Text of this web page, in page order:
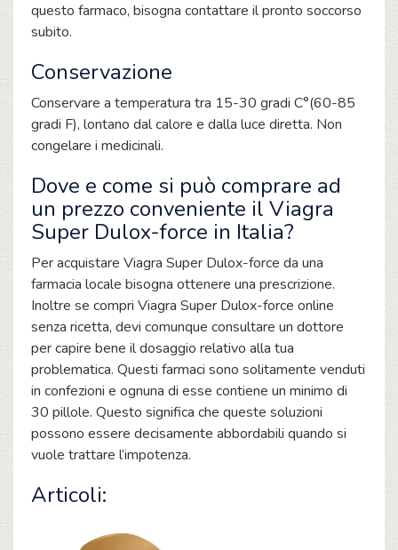
questo farmaco, bisogna contattare il pronto soccorso
subito.
Conservazione
Conservare a temperatura tra 15-30 gradi C°(60-85
gradi F), lontano dal calore e dalla luce diretta. Non
congelare i medicinali.
Dove e come si può comprare ad
un prezzo conveniente il Viagra
Super Dulox-force in Italia?
Per acquistare Viagra Super Dulox-force da una
farmacia locale bisogna ottenere una prescrizione.
Inoltre se compri Viagra Super Dulox-force online
senza ricetta, devi comunque consultare un dottore
per capire bene il dosaggio relativo alla tua
problematica. Questi farmaci sono solitamente venduti
in confezioni e ognuna di esse contiene un minimo di
30 pillole. Questo significa che queste soluzioni
possono essere decisamente abbordabili quando si
vuole trattare l’impotenza.
Articoli: